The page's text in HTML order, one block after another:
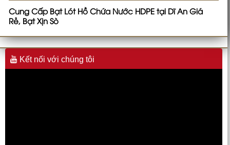
Cung Cấp Bạt Lót Hồ Chứa Nước HDPE tại Dĩ An Giá
Rẻ, Bạt Xịn Sò
Kết nối với chúng tôi